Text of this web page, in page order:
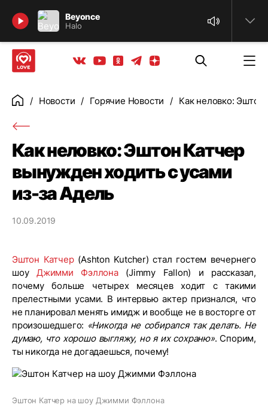
Beyonce
Halo
Найти
Вконтакте
YoutubeОдноклассники
ТелеграмЯндекс дзен
ГлавнаяНовости Горячие Новости Как неловко: Эштон
Как неловко: Эштон Катчер
вынужден ходить с усами
из-за Адель
10.09.2019
Эштон Катчер(Ashton Kutcher) стал гостем вечернего
шоу Джимми Фэллона(Jimmy Fallon) и рассказал,
почему больше четырех месяцев ходит с такими
прелестными усами. В интервью актер признался, что
не планировал менять имидж и вообще не в восторге от
произошедшего: «Никогда не собирался так делать. Не
думаю, что хорошо выгляжу, но я их сохраню». Спорим,
ты никогда не догадаешься, почему!
Эштон Катчер на шоу Джимми Фэллона